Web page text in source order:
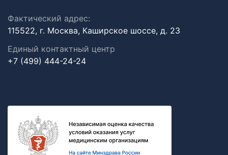
Фактический адрес:
115522, г. Москва, Каширское шоссе, д. 23
Единый контактный центр
+7 (499) 444-24-24